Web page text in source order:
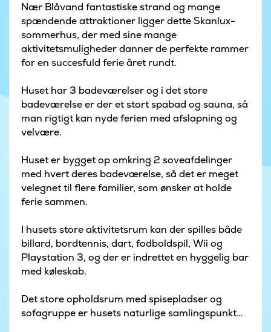
Nær Blåvand fantastiske strand og mange
spændende attraktioner ligger dette Skanlux-
sommerhus, der med sine mange
aktivitetsmuligheder danner de perfekte rammer
for en succesfuld ferie året rundt.
Huset har 3 badeværelser og i det store
badeværelse er der et stort spabad og sauna, så
man rigtigt kan nyde ferien med afslapning og
velvære.
Huset er bygget op omkring 2 soveafdelinger
med hvert deres badeværelse, så det er meget
velegnet til flere familier, som ønsker at holde
ferie sammen.
I husets store aktivitetsrum kan der spilles både
billard, bordtennis, dart, fodboldspil, Wii og
Playstation 3, og der er indrettet en hyggelig bar
med køleskab.
Det store opholdsrum med spisepladser og
sofagruppe er husets naturlige samlingspunkt